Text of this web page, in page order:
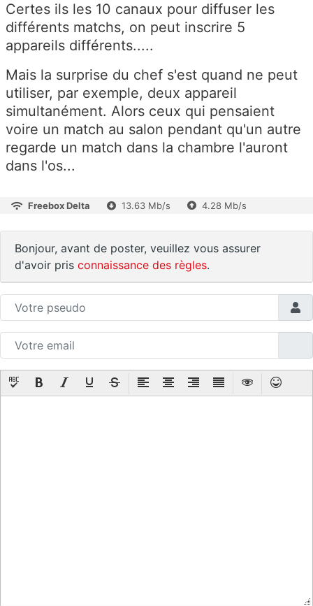
Certes ils les 10 canaux pour diffuser les
différents matchs, on peut inscrire 5
appareils différents.....
Mais la surprise du chef s'est quand ne peut
utiliser, par exemple, deux appareil
simultanément. Alors ceux qui pensaient
voire un match au salon pendant qu'un autre
regarde un match dans la chambre l'auront
dans l'os...
Freebox Delta 13.63 Mb/s 4.28 Mb/s
Bonjour, avant de poster, veuillez vous assurer
d'avoir pris connaissance des règles.